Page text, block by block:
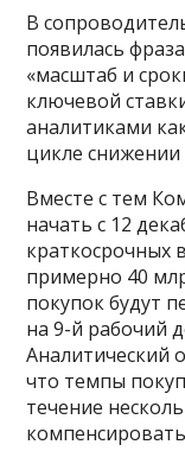
В
появилась
«масштаб и
ключевой
аналитиками
цикле
Вместе с тем
начать с 12
краткосрочных
примерно 40
покупок будут
на 9-й рабочий
Аналитический
что темпы
течение